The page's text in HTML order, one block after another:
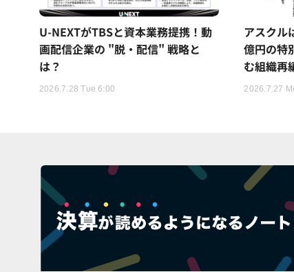
U-NEXTがTBSと資本業務提携！動
画配信企業の "脱・配信" 戦略と
は？
2026.7.28 Tue 6:00
アスクル
億円の特
む組織再
2026.7.27